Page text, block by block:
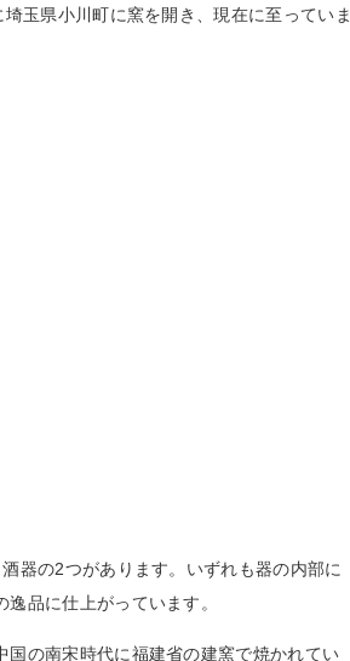
玉県小川町に窯を開き、現在に至っていま
器の2つがあります。いずれも器の内部に
品に仕上がっています。
の南宋時代に福建省の建窯で焼かれてい